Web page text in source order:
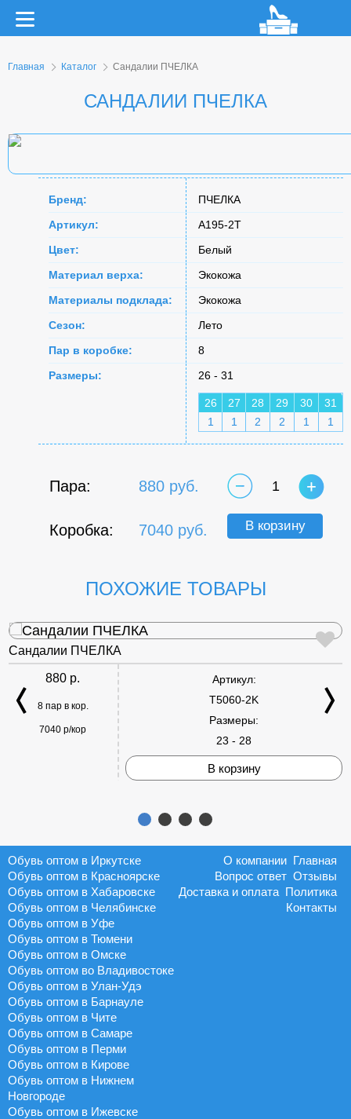
Главная Каталог Сандалии ПЧЕЛКА
САНДАЛИИ ПЧЕЛКА
Бренд:
ПЧЕЛКА
Артикул:
A195-2T
Цвет:
Белый
Материал верха:
Экокожа
Материалы подклада:
Экокожа
Сезон:
Лето
Пар в коробке:
8
Размеры:
26 - 31
26 27 28 29 30
31
1
1 2 2 1 1
Пара: 880 руб.
Коробка: 7040 руб.
1
В корзину
ПОХОЖИЕ ТОВАРЫ
Сандалии ПЧЕЛКА
880 р.
8 пар в кор.
7040 р/кор
Артикул:
T5060-2K
Размеры:
23 - 28
В корзину
Обувь оптом в Иркутске
Обувь оптом в Красноярске
Обувь оптом в Хабаровске
Обувь оптом в Челябинске
Обувь оптом в Уфе
Обувь оптом в Тюмени
Обувь оптом в Омске
Обувь оптом во Владивостоке
Обувь оптом в Улан-Удэ
Обувь оптом в Барнауле
Обувь оптом в Чите
Обувь оптом в Самаре
Обувь оптом в Перми
Обувь оптом в Кирове
Обувь оптом в Нижнем
Новгороде
Обувь оптом в Ижевске
Главная
О компании
Отзывы
Вопрос ответ
Политика
Доставка и оплата
Контакты